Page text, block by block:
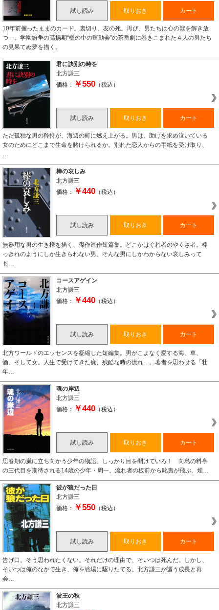
試し読み 取りおき カート
10年前握ったままのカード。裏切り、友の死。再び、男たちは心の獣を解き放
つ―。学園紛争の高揚期“檻の中の運動会”の茶番劇に巻きこまれた４人の男たち
の見果てぬ夢を描く。
君に訣別の時を
北方謙三
価格：
￥550 （税込）
試し読み 取りおき カート
ただ孤独な男の矜持が、海辺の町に燃え上がる。男は、助けを求め泣いている
女のためにどこまで生命を賭けられるか。別れた恋人からの手紙を受け取り、
…
棒の哀しみ
北方謙三
価格：
￥440 （税込）
試し読み 取りおき カート
無器用な男の生き様を描く、傑作連作短篇集。どこかはぐれ者のやくざ者。棒
っきれのようにしか生きられない男、そんな男にしかわからない哀しみって
も…
コースアゲイン
北方謙三
価格：
￥440 （税込）
試し読み 取りおき カート
北方ワールドのエッセンスを凝縮した短編集。男がこよなく愛する海、車、
酒、そして女。人生で受けてきた疵、残酷な時の流れ…。著者を思わせる「壮
年…
魂の岸辺
北方謙三
価格：
￥440 （税込）
試し読み 取りおき カート
思春期の嵐に立ち向かう少年の物語。しっかり目を開けていろ！ 向島の料亭
の三代目を期待される14歳の少年・周一。流れ者の板前から叱責が飛ぶ。煙…
彼が狼だった日
北方謙三
価格：
￥550 （税込）
試し読み 取りおき カート
告げ口。そう思われたくない。それだけの理由で、そいつは死んだ。しかし、
そいつは俺のなかで生き、俺を戦場に駆りたてる。北方謙三が謳う成長と再
会…
波王の秋
北方謙三